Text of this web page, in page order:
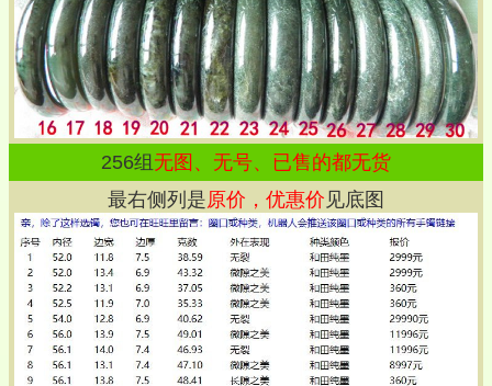
256组 无图、无号、已售的都无货
最右侧列是原价，优惠价 见底图